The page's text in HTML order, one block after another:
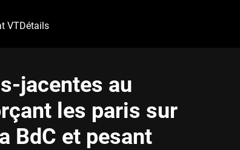
VTDétails
jacentes au
les paris sur
BdC et pesant